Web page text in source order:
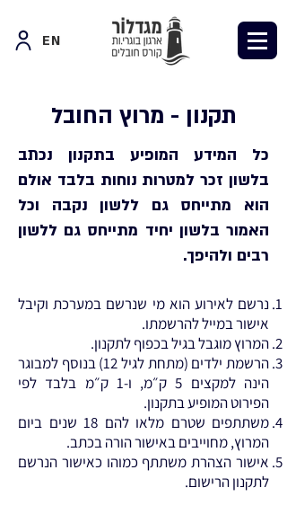
EN
תקנון - מרוץ החובל
כל המידע המופיע בתקנון נכתב
בלשון זכר למטרות נוחות בלבד אולם
הוא מתייחס גם ללשון נקבה וכל
האמור בלשון יחיד מתייחס גם ללשון
רבים ולהיפך.
נרשם לאירוע הוא מי שנרשם במערכת וקיבל
אישור במייל להרשמתו.
המרוץ מוגבל בגיל בכפוף לתקנון.
הרשמת ילדים (מתחת לגיל 12) בנוסף למבוגר
הינה למקצים 5 ק״מ, ו-1 ק״מ בלבד לפי
הפירוט המופיע בתקנון.
משתתפים שטרם מלאו להם 18 שנים ביום
המרוץ, מחוייבים באישור הורה בכתב.
אישור הצהרת משתתף כמוהו כאישור הנרשם
לתקנון הרישום.